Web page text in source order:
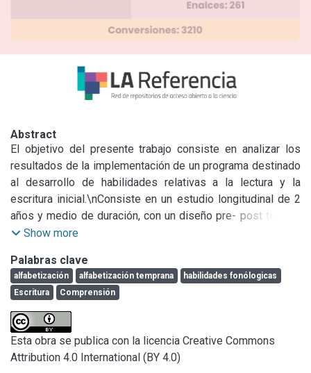
Abstract
El objetivo del presente trabajo consiste en analizar los
resultados de la implementación de un programa destinado
al desarrollo de habilidades relativas a la lectura y la
escritura inicial.\nConsiste en un estudio longitudinal de 2
años y medio de duración, con un diseño pre- post test en
el cual se evaluaron antes, durante y finalizada la
que conformaba el Grupo experimental (GE) y otro el Grupo
control (GC), en las siguientes variables: habilidades
metafonológicas (segmentación fonémica); escritura y
lectura de palabras y pseudopalabras comprensión oral de
textos.\nLos niños del GE participaron de un programa en el
cual se desarrollaron habilidades de conciencia fonológica,
aprendizaje de letras, escritura, lectura y comprensión oral
Show more
Palabras clave
alfabetización alfabetización temprana
habilidades fonólogicas
Escritura
Comprensión
Esta obra se publica con la licencia Creative Commons
Attribution 4.0 International (BY 4.0)